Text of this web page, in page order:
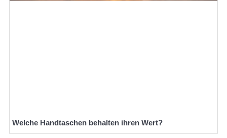
Welche Handtaschen behalten ihren Wert?